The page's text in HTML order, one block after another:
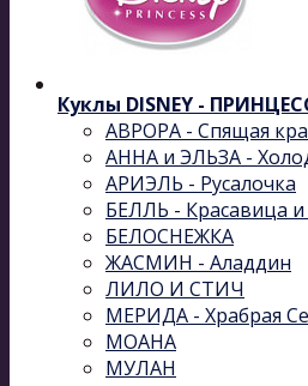
Куклы DISNEY -
АВРОРА - Спящая
АННА и ЭЛЬЗА -
АРИЭЛЬ - Русалочка
БЕЛЛЬ - Красавица
БЕЛОСНЕЖКА
ЖАСМИН - Аладдин
ЛИЛО И СТИЧ
МЕРИДА - Храбрая
МОАНА
МУЛАН